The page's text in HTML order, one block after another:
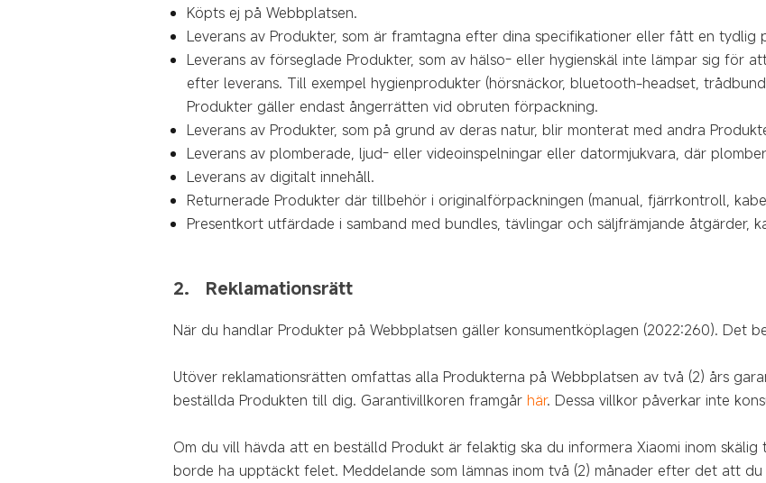
Köpts ej på Webbplatsen.
Leverans av Produkter, som är framtagna efter dina specifikationer eller fått en tydlig
Leverans av förseglade Produkter, som av hälso- eller hygienskäl inte lämpar sig för
efter leverans. Till exempel hygienprodukter (hörsnäckor, bluetooth-headset,
Produkter gäller endast ångerrätten vid obruten förpackning.
Leverans av Produkter, som på grund av deras natur, blir monterat med andra
Leverans av plomberade, ljud- eller videoinspelningar eller datormjukvara, där
Leverans av digitalt innehåll.
Returnerade Produkter där tillbehör i originalförpackningen (manual, fjärrkontroll,
Presentkort utfärdade i samband med bundles, tävlingar och säljfrämjande åtgärder,
2. Reklamationsrätt
När du handlar Produkterpå Webbplatsen gäller konsumentköplagen (2022:260). Det
Utöver reklamationsrätten omfattas alla Produkterna på Webbplatsen av två (2) års
beställda Produkten till dig. Garantivillkoren framgår här. Dessa villkor påverkar inte
Om du vill hävda att en beställd Produkt är felaktig ska du informera Xiaomi inom
borde ha upptäckt felet. Meddelande som lämnas inom två (2) månader efter det att